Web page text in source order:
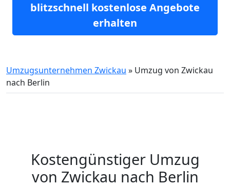
blitzschnell kostenlose Angebote
erhalten
Umzugsunternehmen Zwickau » Umzug von Zwickau
nach Berlin
Kostengünstiger Umzug
von Zwickau nach Berlin